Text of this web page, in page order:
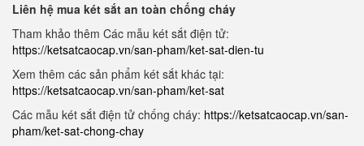
Liên hệ mua két sắt an toàn chống cháy
Tham khảo thêm Các mẫu két sắt điện tử:
https://ketsatcaocap.vn/san-pham/ket-sat-dien-tu
Xem thêm các sản phẩm két sắt khác tại:
https://ketsatcaocap.vn/san-pham/ket-sat
Các mẫu két sắt điện tử chống cháy: https://ketsatcaocap.vn/san-
pham/ket-sat-chong-chay